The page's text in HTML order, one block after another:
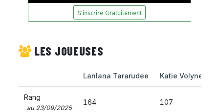
LES JOUEUSES
Lanlana Tararudee Katie Volynets
Rang
au 23/09/2025
164 107